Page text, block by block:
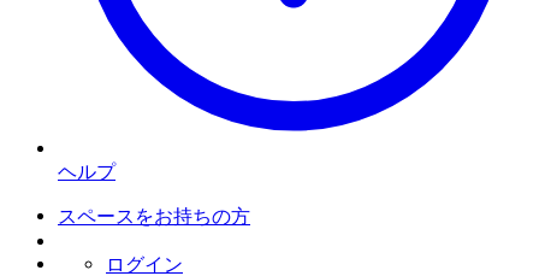
ヘルプ
スペースをお持ちの方
ログイン